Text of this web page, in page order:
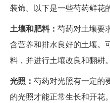
装饰。以下是一些芍药鲜花
土壤和肥料： 芍药对土壤要
含营养和排水良好的土壤。
料，并进行土壤改良和翻耕。
光照： 芍药对光照有一定的
的光照才能正常生长和开花